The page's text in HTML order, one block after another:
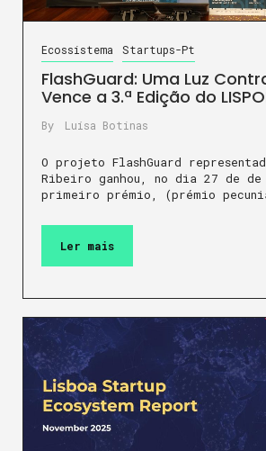
Ecossistema Startups-Pt
FlashGuard: Uma Luz
Vence a 3.ª Edição do
By Luísa Botinas
O projeto FlashGuard
Ribeiro ganhou, no dia 27 de de
primeiro prémio, (prémio
Ler mais